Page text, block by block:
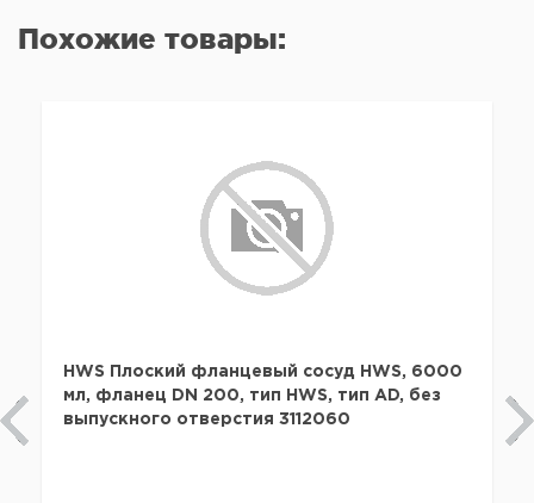
Похожие товары:
HWS Плоский фланцевый сосуд HWS, 6000
мл, фланец DN 200, тип HWS, тип AD, без
выпускного отверстия 3112060